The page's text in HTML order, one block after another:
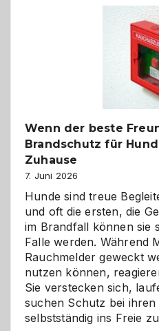
bewusst
herzlich
gestalten
Wenn der beste
Brandschutz für
Zuhause
7. Juni 2026
Hunde sind treue
und oft die ersten, die
im Brandfall können sie
Falle werden. Während
Rauchmelder geweckt
nutzen können,
Sie verstecken sich,
suchen Schutz bei
selbstständig ins Freie